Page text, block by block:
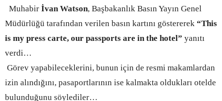
Muhabir İvan Watson, Başbakanlık Basın Yayın Genel
Müdürlüğü tarafından verilen basın kartını göstererek “This
is my press carte, our passports are in the hotel” yanıtı
verdi…
Görev yapabileceklerini, bunun için de resmi makamlardan
izin alındığını, pasaportlarının ise kalmakta oldukları otelde
bulunduğunu söylediler…